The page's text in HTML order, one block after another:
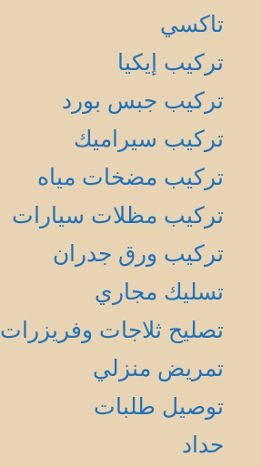
تاكسي
تركيب إيكيا
تركيب جبس بورد
تركيب سيراميك
تركيب مضخات مياه
تركيب مظلات سيارات
تركيب ورق جدران
تسليك مجاري
تصليح ثلاجات وفريزرات
تمريض منزلي
توصيل طلبات
حداد